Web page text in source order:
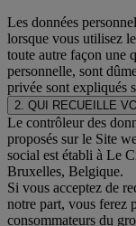
Les données
lorsque vous utilisez
toute autre façon une
personnelle, sont
privée sont expliqués
2. QUI RECUEILLE
Le contrôleur des
proposés sur le Site
social est établi à Le
Bruxelles, Belgique.
Si vous acceptez de
notre part, vous ferez
consommateurs du